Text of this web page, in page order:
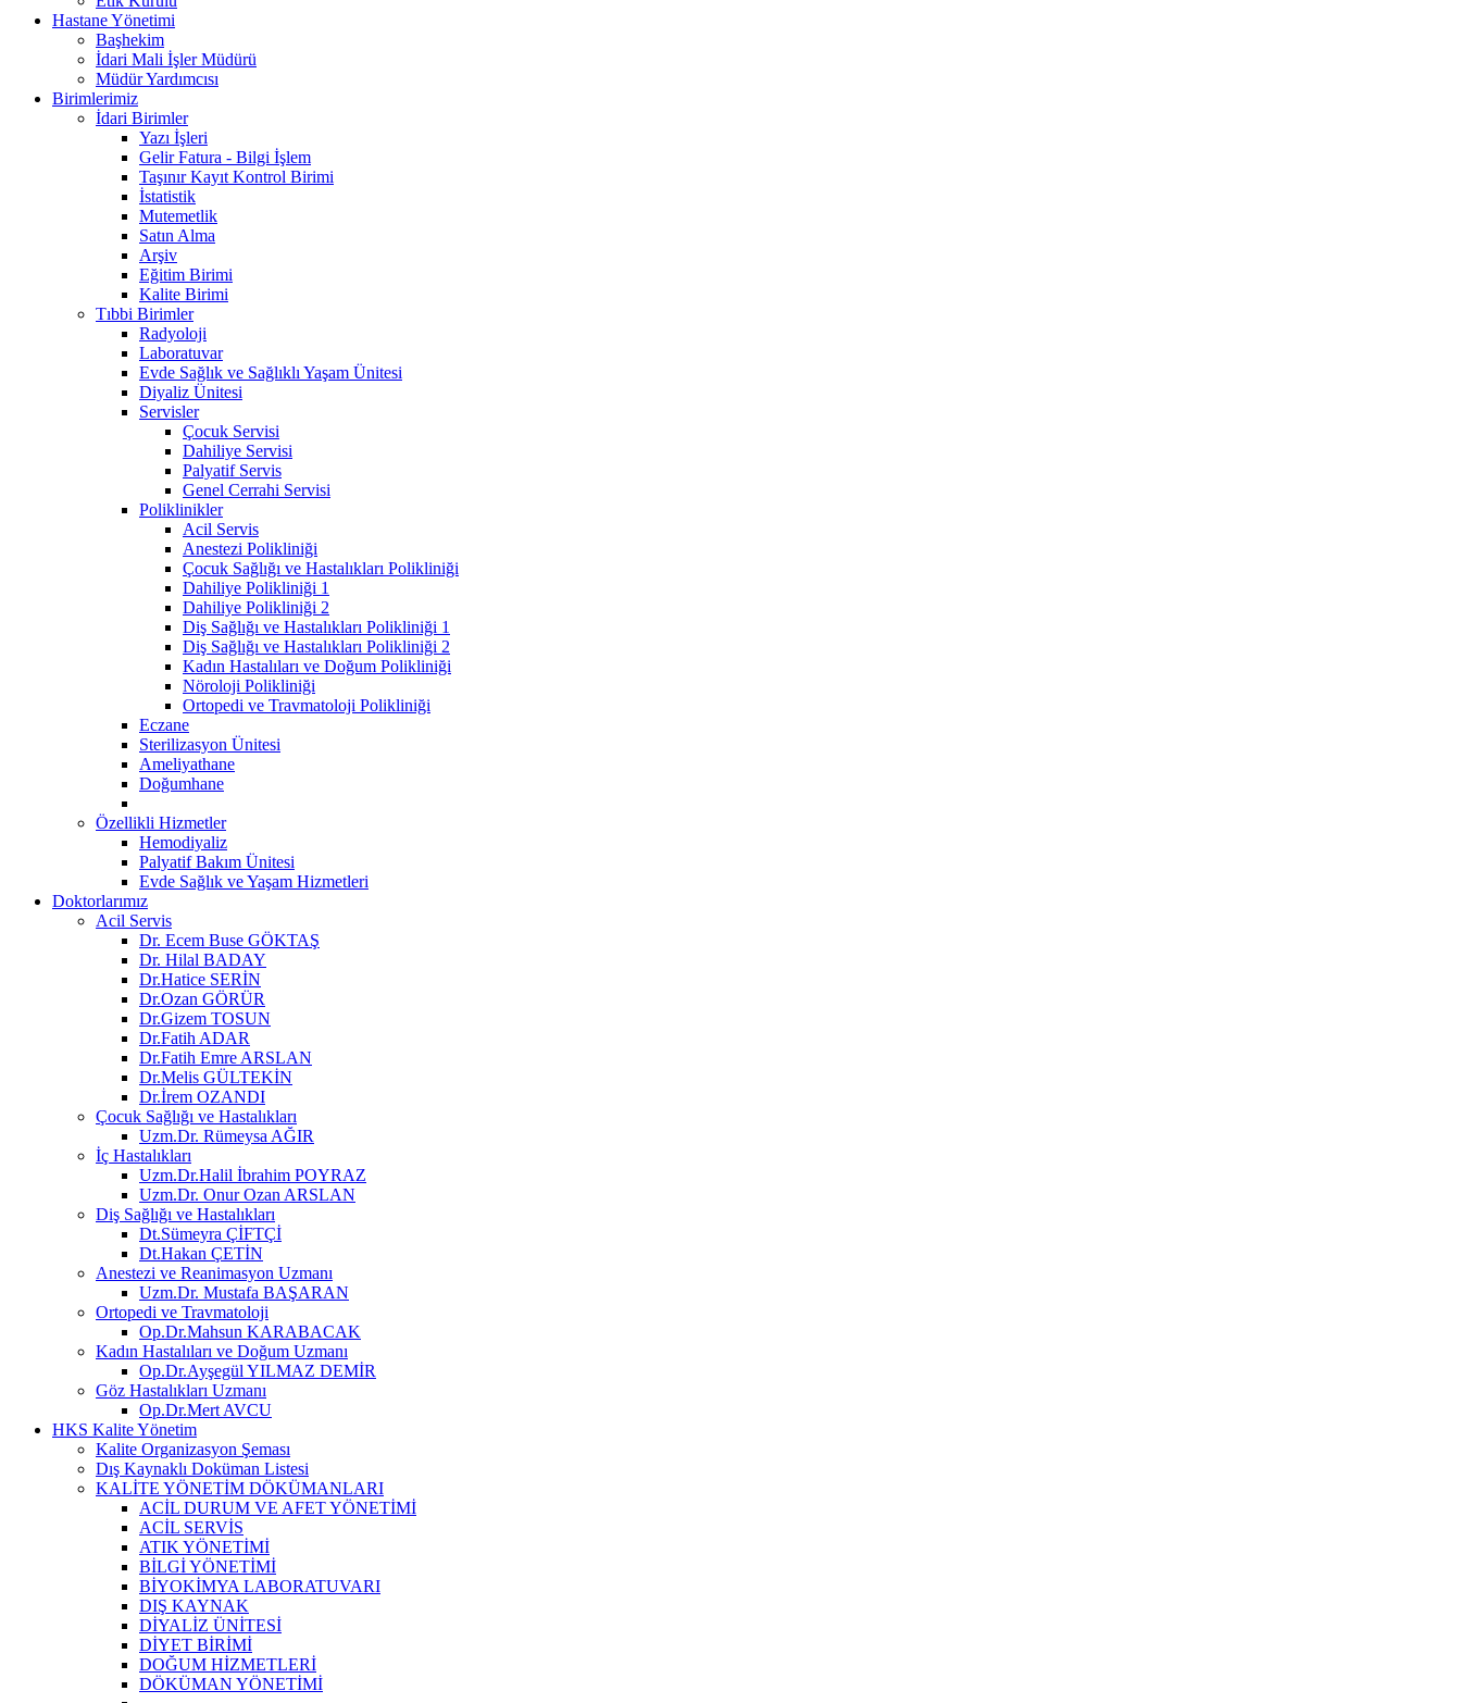
Hastane Yönetimi
Başhekim
İdari Mali İşler Müdürü
Müdür Yardımcısı
Birimlerimiz
İdari Birimler
Yazı İşleri
Gelir Fatura - Bilgi İşlem
Taşınır Kayıt Kontrol Birimi
İstatistik
Mutemetlik
Satın Alma
Arşiv
Eğitim Birimi
Kalite Birimi
Tıbbi Birimler
Radyoloji
Laboratuvar
Evde Sağlık ve Sağlıklı Yaşam Ünitesi
Diyaliz Ünitesi
Servisler
Çocuk Servisi
Dahiliye Servisi
Palyatif Servis
Genel Cerrahi Servisi
Poliklinikler
Acil Servis
Anestezi Polikliniği
Çocuk Sağlığı ve Hastalıkları Polikliniği
Dahiliye Polikliniği 1
Dahiliye Polikliniği 2
Diş Sağlığı ve Hastalıkları Polikliniği 1
Diş Sağlığı ve Hastalıkları Polikliniği 2
Kadın Hastalıları ve Doğum Polikliniği
Nöroloji Polikliniği
Ortopedi ve Travmatoloji Polikliniği
Eczane
Sterilizasyon Ünitesi
Ameliyathane
Doğumhane
Özellikli Hizmetler
Hemodiyaliz
Palyatif Bakım Ünitesi
Evde Sağlık ve Yaşam Hizmetleri
Doktorlarımız
Acil Servis
Dr. Ecem Buse GÖKTAŞ
Dr. Hilal BADAY
Dr.Hatice SERİN
Dr.Ozan GÖRÜR
Dr.Gizem TOSUN
Dr.Fatih ADAR
Dr.Fatih Emre ARSLAN
Dr.Melis GÜLTEKİN
Dr.İrem OZANDI
Çocuk Sağlığı ve Hastalıkları
Uzm.Dr. Rümeysa AĞIR
İç Hastalıkları
Uzm.Dr.Halil İbrahim POYRAZ
Uzm.Dr. Onur Ozan ARSLAN
Diş Sağlığı ve Hastalıkları
Dt.Sümeyra ÇİFTÇİ
Dt.Hakan ÇETİN
Anestezi ve Reanimasyon Uzmanı
Uzm.Dr. Mustafa BAŞARAN
Ortopedi ve Travmatoloji
Op.Dr.Mahsun KARABACAK
Kadın Hastalıları ve Doğum Uzmanı
Op.Dr.Ayşegül YILMAZ DEMİR
Göz Hastalıkları Uzmanı
Op.Dr.Mert AVCU
HKS Kalite Yönetim
Kalite Organizasyon Şeması
Dış Kaynaklı Doküman Listesi
KALİTE YÖNETİM DÖKÜMANLARI
ACİL DURUM VE AFET YÖNETİMİ
ACİL SERVİS
ATIK YÖNETİMİ
BİLGİ YÖNETİMİ
BİYOKİMYA LABORATUVARI
DIŞ KAYNAK
DİYALİZ ÜNİTESİ
DİYET BİRİMİ
DOĞUM HİZMETLERİ
DÖKÜMAN YÖNETİMİ